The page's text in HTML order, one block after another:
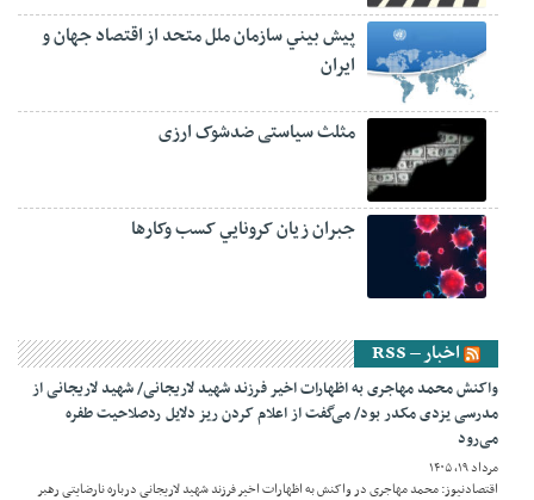
پيش‏ بيني سازمان ملل متحد از اقتصاد جهان و
ايران
مثلث سیاستی ضدشوک ارزی
جبران زيان کرونايي کسب وکارها
اخبار – RSS
واکنش محمد مهاجری به اظهارات اخیر فرزند شهید لاریجانی/ شهید لاریجانی از
مدرسی یزدی مکدر بود/ می‌گفت از اعلام کردن ریز دلایل ردصلاحیت طفره
می‌رود
مرداد ۱۹, ۱۴۰۵
اقتصادنیوز: محمد مهاجری در واکنش به اظهارات اخیر فرزند شهید لاریجانی درباره نارضایتی رهبر